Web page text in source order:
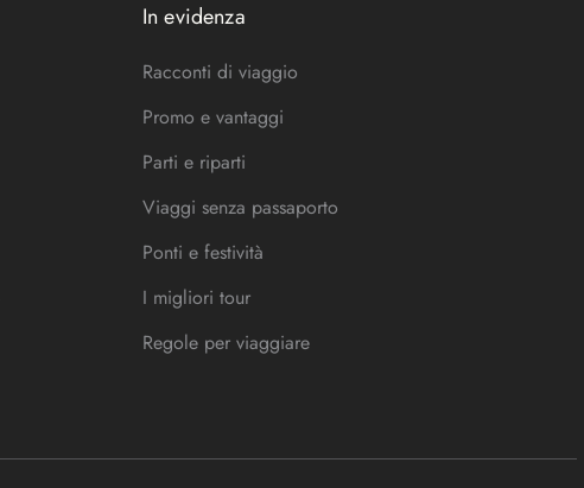
In evidenza
Racconti di viaggio
Promo e vantaggi
Parti e riparti
Viaggi senza passaporto
Ponti e festività
I migliori tour
Regole per viaggiare